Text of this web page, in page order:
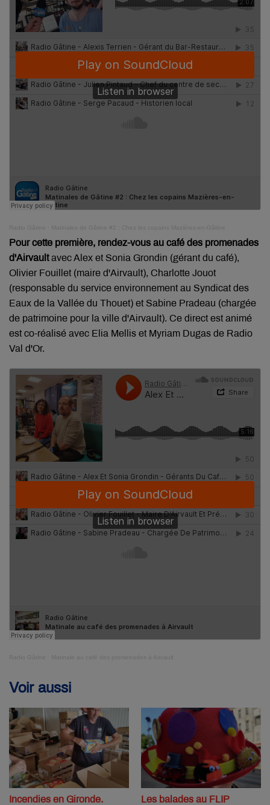
Radio Gâtine Matinales de Gâtine #2 : Chez les copains Mazières-en-Gâtine
Pour cette première, rendez-vous au café des promenades
d'Airvaultavec Alex et Sonia Grondin (gérant du café),
Olivier Fouillet (maire d'Airvault), Charlotte Jouot
(responsable du service environnement au Syndicat des
Eaux de la Vallée du Thouet) et Sabine Pradeau (chargée
de patrimoine pour la ville d'Airvault). Ce direct est animé
est co-réalisé avec Elia Mellis et Myriam Dugas de Radio
Val d'Or.
Radio Gâtine Matinale au café des promenades à Airvault
Voir aussi
Incendies en Gironde.
Les balades au FLIP